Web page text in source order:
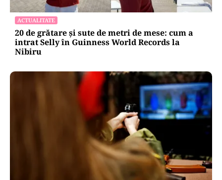
ACTUALITATE
20 de grătare și sute de metri de mese: cum a
intrat Selly în Guinness World Records la
Nibiru